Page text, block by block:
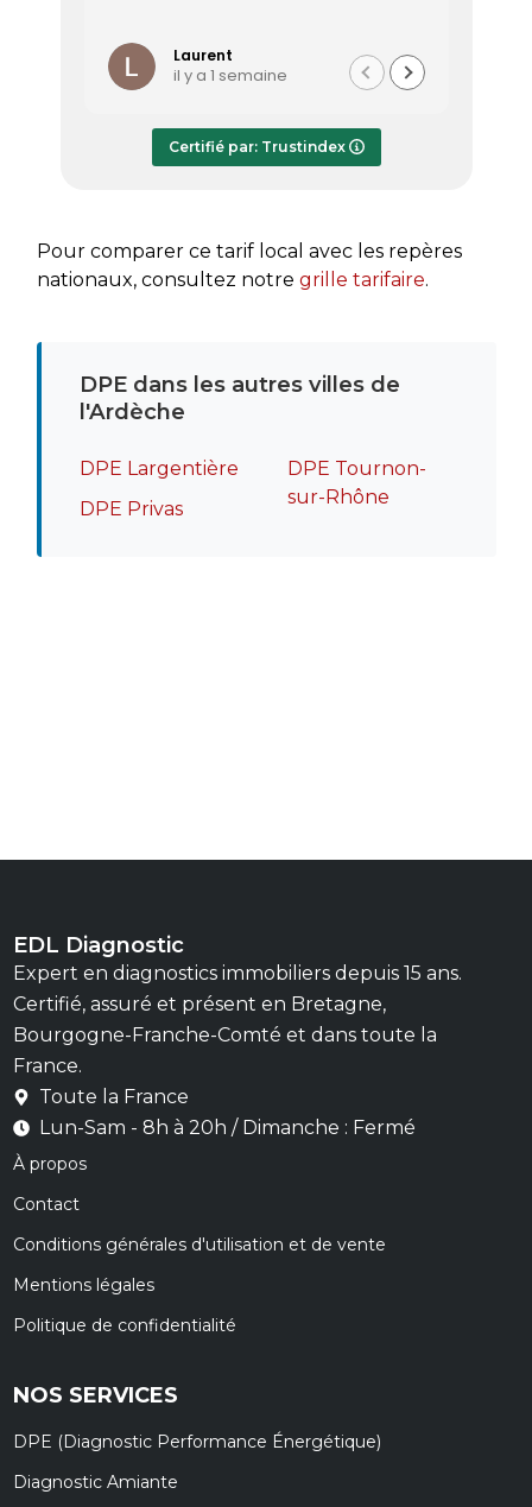
Laurent
il y a 1 semaine
Certifié par: Trustindex
Pour comparer ce tarif local avec les repères
nationaux, consultez notre grille tarifaire.
DPE dans les autres villes de
l'Ardèche
DPE Largentière
DPE Privas
DPE Tournon-
sur-Rhône
EDL Diagnostic
Expert en diagnostics immobiliers depuis 15 ans.
Certifié, assuré et présent en Bretagne,
Bourgogne-Franche-Comté et dans toute la
France.
Toute la France
Lun-Sam - 8h à 20h / Dimanche : Fermé
À propos
Contact
Conditions générales d'utilisation et de vente
Mentions légales
Politique de confidentialité
NOS SERVICES
DPE (Diagnostic Performance Énergétique)
Diagnostic Amiante